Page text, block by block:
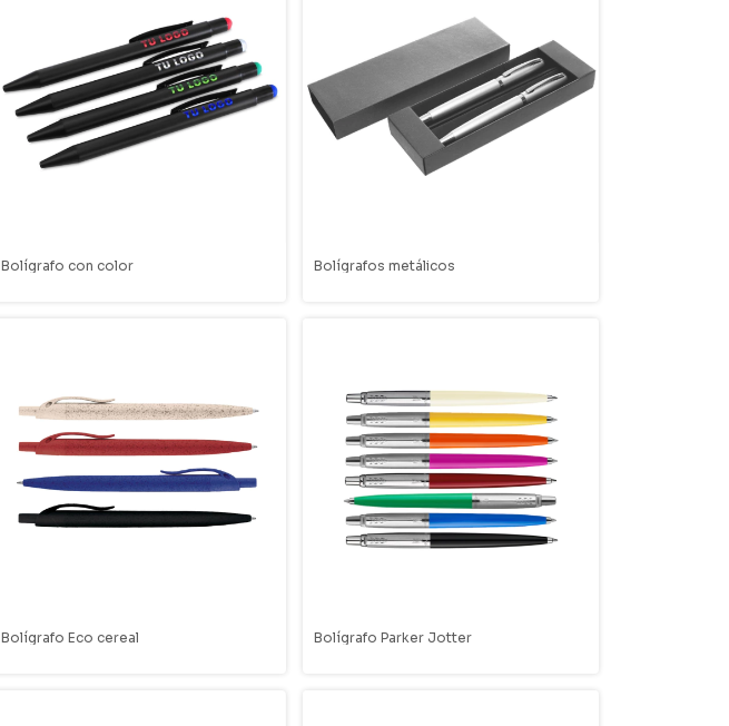
Bolígrafo con color Bolígrafos metálicos
Bolígrafo Eco cereal Bolígrafo Parker Jotter